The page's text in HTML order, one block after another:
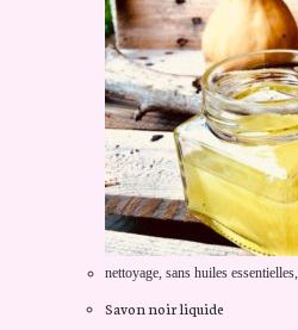
nettoyage, sans huiles essentielles,
Savon noir liquide